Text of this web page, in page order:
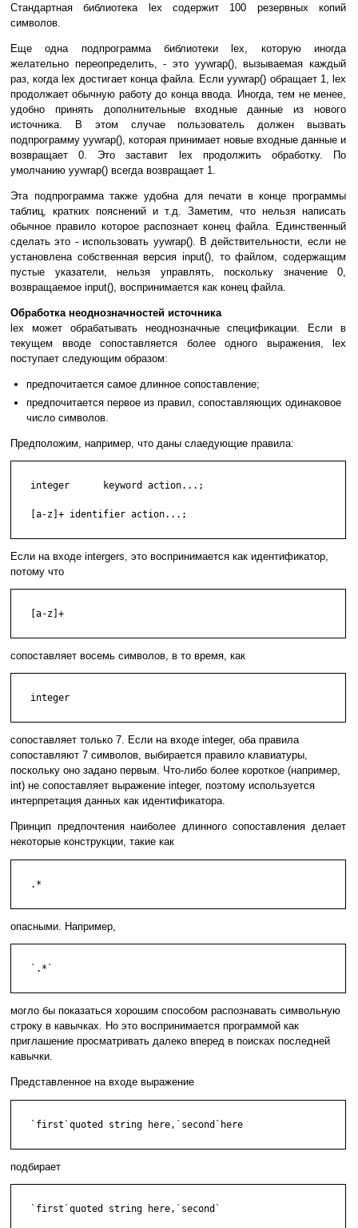
Стандартная библиотека lex содержит 100 резервных копий
символов.
Еще одна подпрограмма библиотеки lex, которую иногда
желательно переопределить, - это yywrap(), вызываемая каждый
раз, когда lex достигает конца файла. Если yywrap() обращает 1, lex
продолжает обычную работу до конца ввода. Иногда, тем не менее,
удобно принять дополнительные входные данные из нового
источника. В этом случае пользователь должен вызвать
подпрограмму yywrap(), которая принимает новые входные данные и
возвращает 0. Это заставит lex продолжить обработку. По
умолчанию yywrap() всегда возвращает 1.
Эта подпрограмма также удобна для печати в конце программы
таблиц, кратких пояснений и т.д. Заметим, что нельзя написать
обычное правило которое распознает конец файла. Единственный
сделать это - использовать yywrap(). В действительности, если не
установлена собственная версия input(), то файлом, содержащим
пустые указатели, нельзя управлять, поскольку значение 0,
возвращаемое input(), воспринимается как конец файла.
Обработка неоднозначностей источника
lex может обрабатывать неоднозначные спецификации. Если в
текущем вводе сопоставляется более одного выражения, lex
поступает следующим образом:
предпочитается самое длинное сопоставление;
предпочитается первое из правил, сопоставляющих одинаковое
число символов.
Предположим, например, что даны слаедующие правила:
   integer      keyword action...;
   [a-z]+ identifier action...;
Если на входе intergers, это воспринимается как идентификатор,
потому что
   [a-z]+
сопоставляет восемь символов, в то время, как
   integer
сопоставляет только 7. Если на входе integer, оба правила
сопоставляют 7 символов, выбирается правило клавиатуры,
поскольку оно задано первым. Что-либо более короткое (например,
int) не сопоставляет выражение integer, поэтому используется
интерпретация данных как идентификатора.
Принцип предпочтения наиболее длинного сопоставления делает
некоторые конструкции, такие как
   .*
опасными. Например,
   `.*`
могло бы показаться хорошим способом распознавать символьную
строку в кавычках. Но это воспринимается программой как
приглашение просматривать далеко вперед в поисках последней
кавычки.
Представленное на входе выражение
   `first`quoted string here,`second`here
подбирает
   `first`quoted string here,`second`